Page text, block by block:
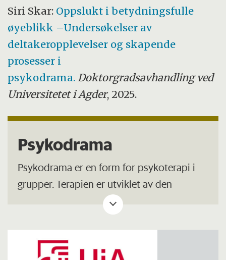
Siri Skar: Oppslukt i betydningsfulle
øyeblikk –Undersøkelser av
deltakeropplevelser og skapende
prosesser i
psykodrama. Doktorgradsavhandling ved
Universitetet i Agder, 2025.
Psykodrama
Psykodrama er en form for psykoterapi i
grupper. Terapien er utviklet av den
østerriksk-amerikanske legen, psykologen
og teatermannen Jacob L. Moreno.
Pasientene improviserer på en scene
situasjoner fra sitt eget liv og tanker. Andre